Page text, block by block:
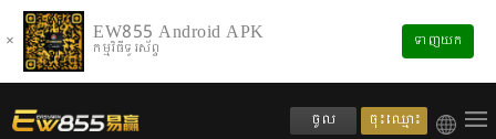
× EW855 Android APK
កម្មវិធីទូរស័ព្ទ ទាញយក
ចូល ចុះឈ្មោះ